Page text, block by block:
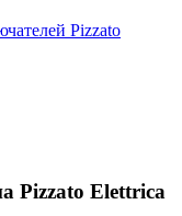
Pizzato Elettrica